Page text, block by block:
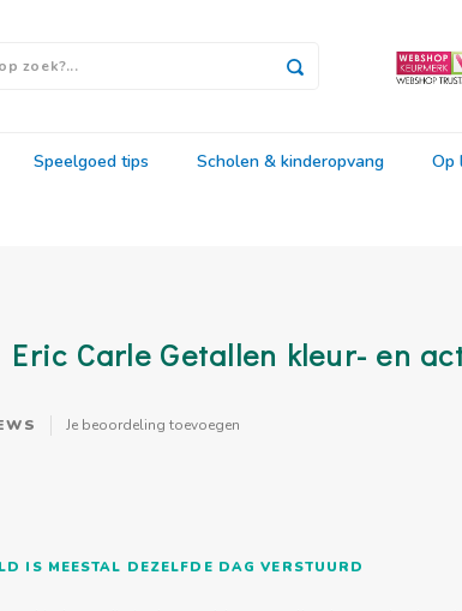
Speelgoed tips Scholen & kinderopvang Op
Carle Getallen kleur- en
Je beoordeling toevoegen
IS MEESTAL DEZELFDE DAG VERSTUURD